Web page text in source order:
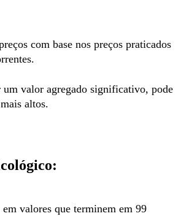
com base nos preços praticados
um valor agregado significativo, pode
altos.
em valores que terminem em 99